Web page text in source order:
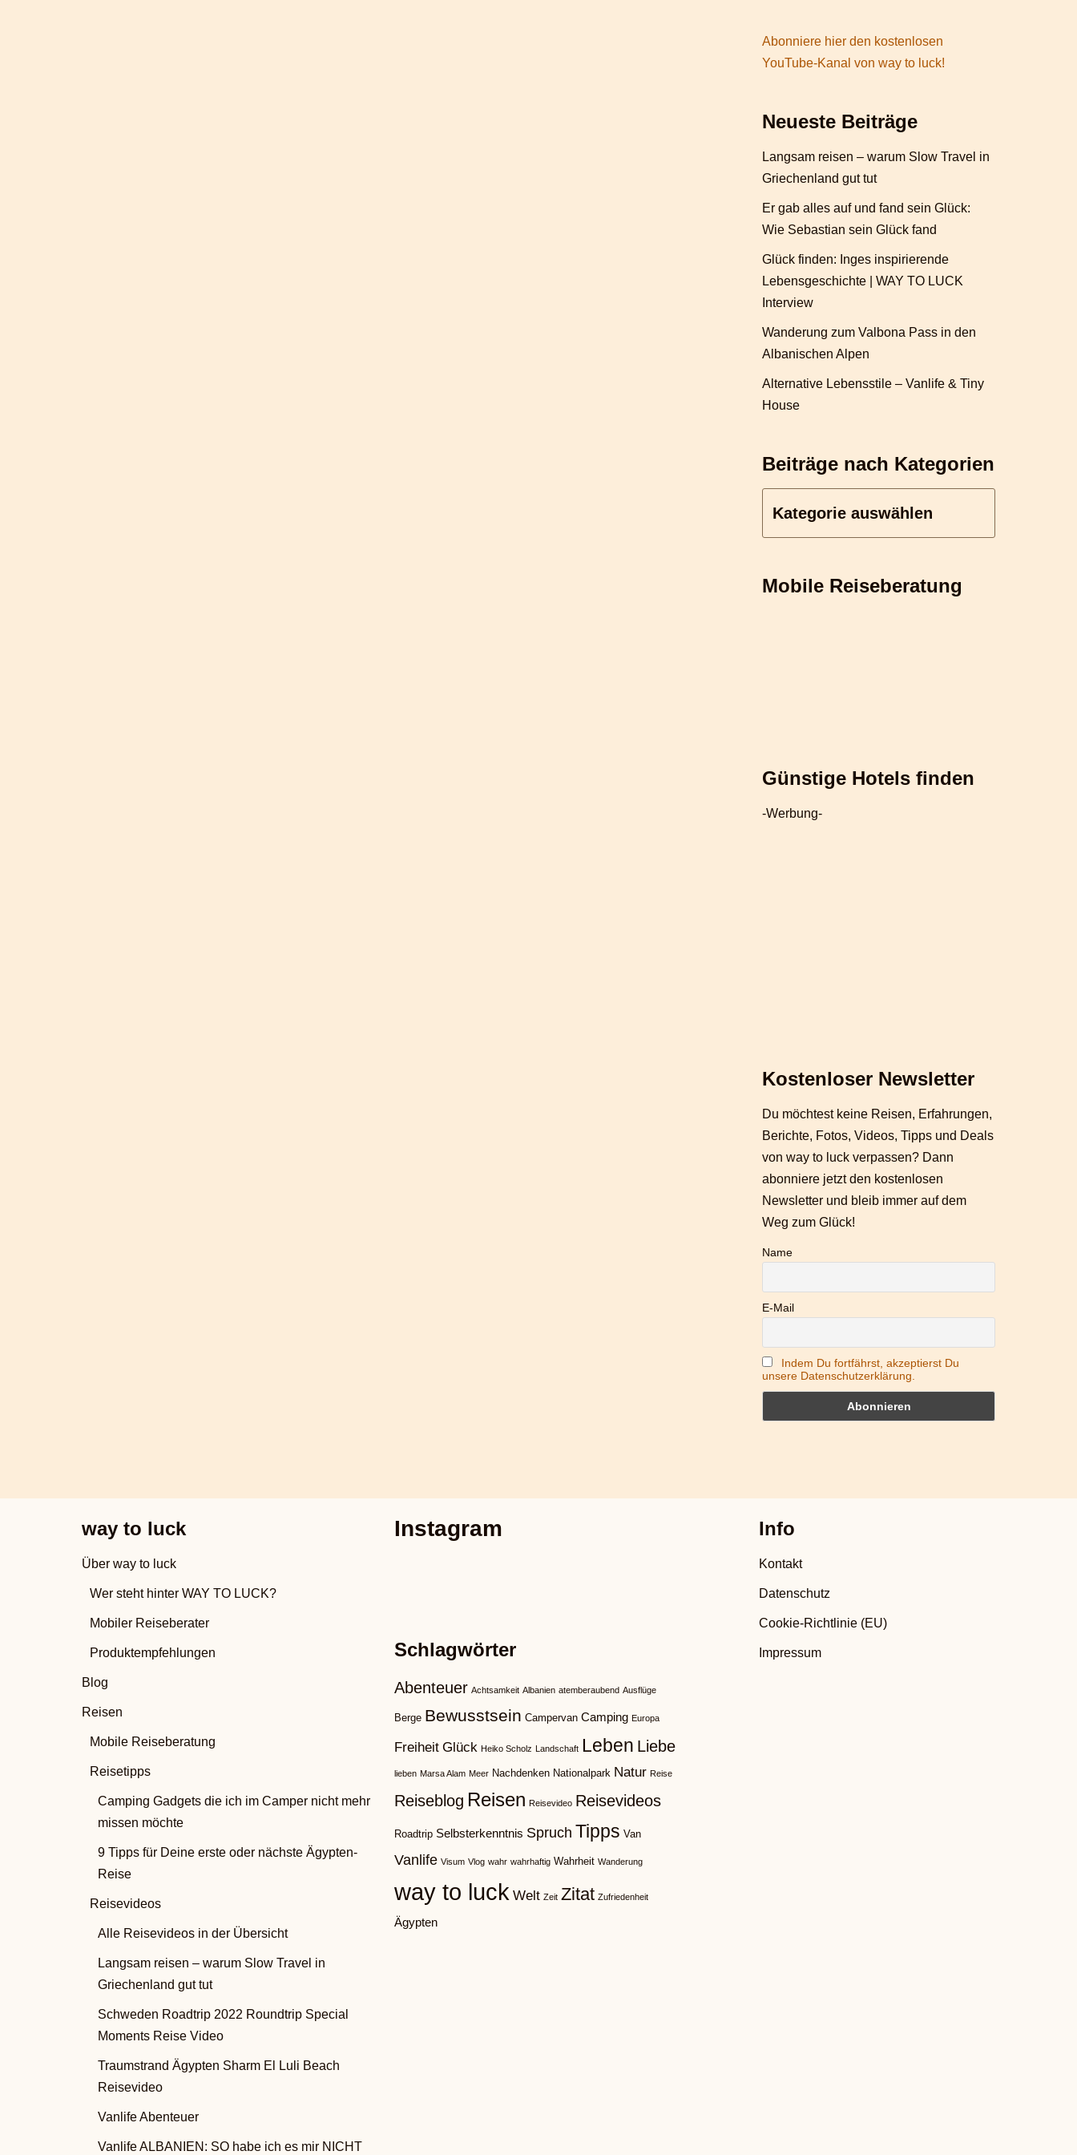
Abonniere hier den kostenlosen
YouTube-Kanal von way to luck!
Neueste Beiträge
Langsam reisen – warum Slow Travel in
Griechenland gut tut
Er gab alles auf und fand sein Glück:
Wie Sebastian sein Glück fand
Glück finden: Inges inspirierende
Lebensgeschichte | WAY TO LUCK
Interview
Wanderung zum Valbona Pass in den
Albanischen Alpen
Alternative Lebensstile – Vanlife & Tiny
House
Beiträge nach Kategorien
Mobile Reiseberatung
Günstige Hotels finden
-Werbung-
Kostenloser Newsletter
Du möchtest keine Reisen, Erfahrungen,
Berichte, Fotos, Videos, Tipps und Deals
von way to luck verpassen? Dann
abonniere jetzt den kostenlosen
Newsletter und bleib immer auf dem
Weg zum Glück!
Name
E-Mail
Indem Du fortfährst, akzeptierst Du
unsere Datenschutzerklärung.
way to luck
Über way to luck
Wer steht hinter WAY TO LUCK?
Mobiler Reiseberater
Produktempfehlungen
Blog
Reisen
Mobile Reiseberatung
Reisetipps
Camping Gadgets die ich im Camper nicht mehr
missen möchte
9 Tipps für Deine erste oder nächste Ägypten-
Reise
Reisevideos
Alle Reisevideos in der Übersicht
Langsam reisen – warum Slow Travel in
Griechenland gut tut
Schweden Roadtrip 2022 Roundtrip Special
Moments Reise Video
Traumstrand Ägypten Sharm El Luli Beach
Reisevideo
Vanlife Abenteuer
Vanlife ALBANIEN: SO habe ich es mir NICHT
Instagram
Schlagwörter
Abenteuer Achtsamkeit Albanien atemberaubend Ausflüge
Berge Bewusstsein Campervan Camping Europa
Freiheit Glück Heiko Scholz Landschaft Leben Liebe
lieben Marsa Alam Meer Nachdenken Nationalpark Natur Reise
Reiseblog Reisen Reisevideo Reisevideos
Roadtrip Selbsterkenntnis Spruch Tipps Van
Vanlife Visum Vlog wahr wahrhaftig Wahrheit Wanderung
way to luck Welt Zeit Zitat Zufriedenheit
Ägypten
Info
Kontakt
Datenschutz
Cookie-Richtlinie (EU)
Impressum